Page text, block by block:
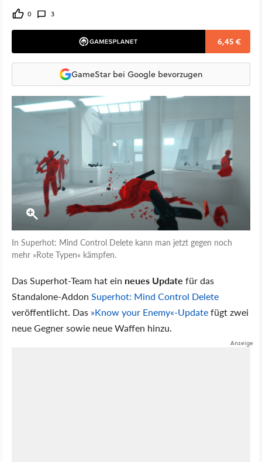
0 3
6,45 €
GameStar bei Google bevorzugen
In Superhot: Mind Control Delete kann man jetzt gegen noch
mehr »Rote Typen« kämpfen.
Das Superhot-Team hat ein neues Update für das
Standalone-Addon Superhot: Mind Control Delete
veröffentlicht. Das »Know your Enemy«-Updatefügt zwei
neue Gegner sowie neue Waffen hinzu.